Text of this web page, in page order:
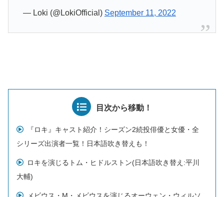
— Loki (@LokiOfficial) September 11, 2022
目次から移動！
『ロキ』キャスト紹介！シーズン2続投俳優と女優・全
シリーズ出演者一覧！日本語吹き替えも！
ロキを演じるトム・ヒドルストン(日本語吹き替え:平川
大輔)